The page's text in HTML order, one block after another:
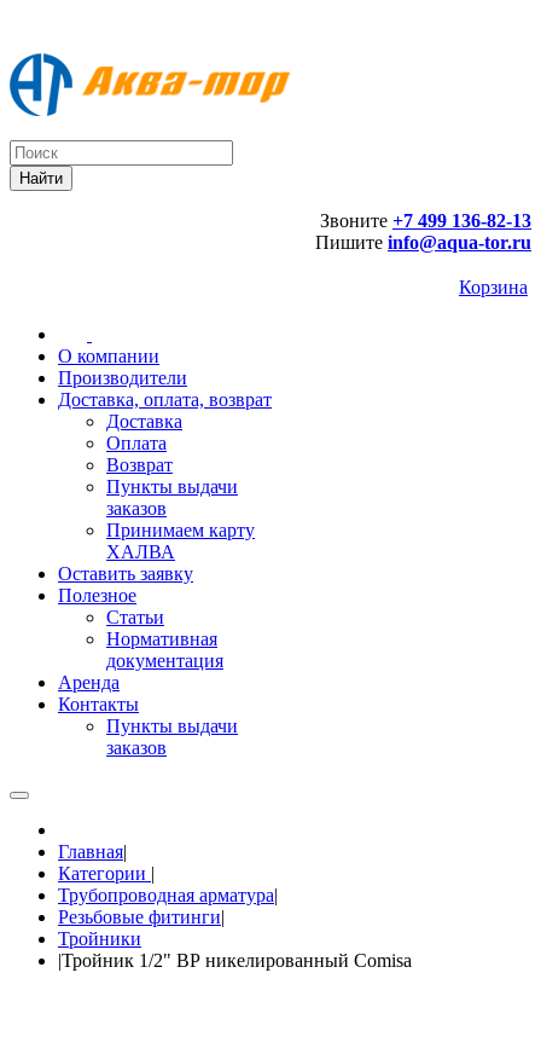
Звоните +7 499 136-82-13
Пишите info@aqua-tor.ru
Корзина
О компании
Производители
Доставка, оплата, возврат
Доставка
Оплата
Возврат
Пункты выдачи
заказов
Принимаем карту
ХАЛВА
Оставить заявку
Полезное
Статьи
Нормативная
документация
Аренда
Контакты
Пункты выдачи
заказов
Главная|
Категории |
Трубопроводная арматура|
Резьбовые фитинги|
Тройники
|Тройник 1/2" ВР никелированный Comisa